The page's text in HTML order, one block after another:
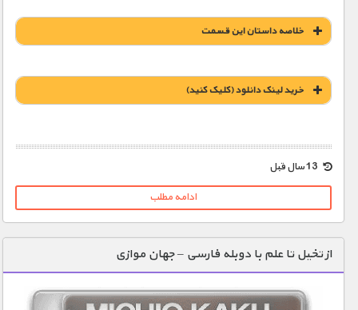
خلاصه داستان این قسمت
خريد لينک دانلود (کليک کنيد)
1900 تومان – خريد لينک دانلود (افزودن به سبد خريد)
ادامه مطلب
از تخیل تا علم با دوبله فارسی – جهان موازی